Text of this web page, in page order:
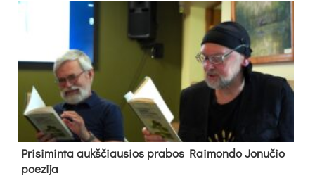
Pri­si­min­ta aukš­čiau­sios pra­bos Rai­mon­do Jo­nu­čio
poe­zi­ja